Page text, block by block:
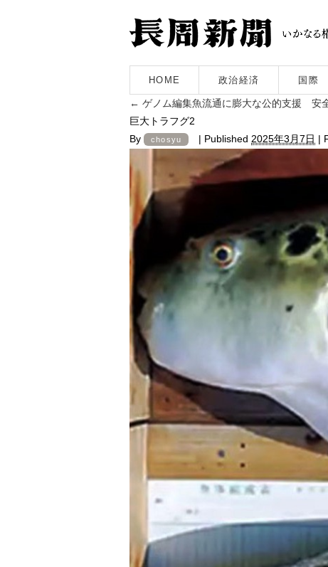
HOME 政治経済 国際
← ゲノム編集魚流通に膨大な公的支援 安
巨大トラフグ2
By
chosyu | Published 2025年3月7日 |